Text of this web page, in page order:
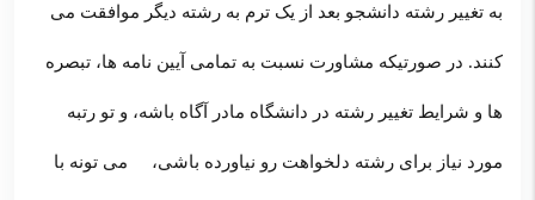
به تغییر رشته دانشجو بعد از یک ترم به رشته دیگر موافقت می
کنند. در صورتیکه مشاورت نسبت به تمامی آیین نامه ها، تبصره
ها و شرایط تغییر رشته در دانشگاه مادر آگاه باشه، و تو رتبه
مورد نیاز برای رشته دلخواهت رو نیاورده باشی، می تونه با